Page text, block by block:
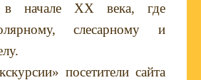
в начале XX века, где
слесарному и
посетители сайта